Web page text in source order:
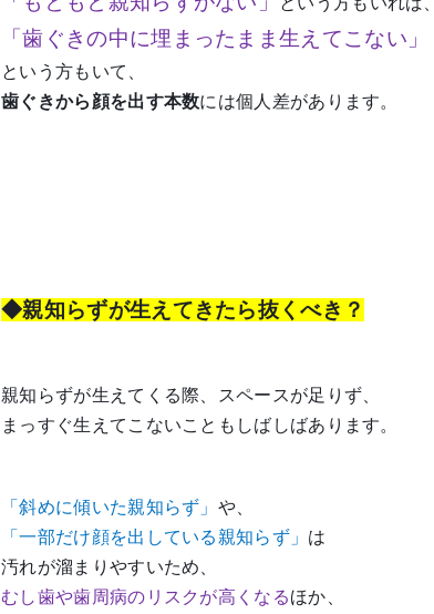
「歯ぐきの中に埋まったまま生えてこない」
という方もいて、
歯ぐきから顔を出す本数には個人差があります。
◆親知らずが生えてきたら抜くべき？
親知らずが生えてくる際、スペースが足りず、
まっすぐ生えてこないこともしばしばあります。
「斜めに傾いた親知らず」 や、
「一部だけ顔を出している親知らず」 は
汚れが溜まりやすいため、
むし歯や歯周病のリスクが高くなるほか、